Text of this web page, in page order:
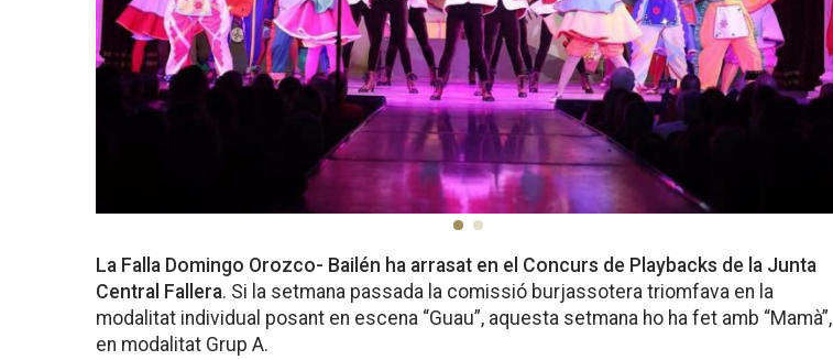
La Falla Domingo Orozco- Bailén ha arrasat en el Concurs de Playbacks de la Junta
Central Fallera. Si la setmana passada la comissió burjassotera triomfava en la
modalitat individual posant en escena “Guau”, aquesta setmana ho ha fet amb “Mamà”,
en modalitat Grup A.